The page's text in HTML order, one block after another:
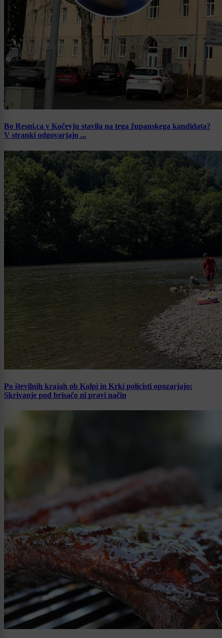
Bo Resni.ca v Kočevju stavila na tega županskega kandidata?
V stranki odgovarjajo ...
Po številnih krajah ob Kolpi in Krki policisti opozarjajo:
Skrivanje pod brisačo ni pravi način